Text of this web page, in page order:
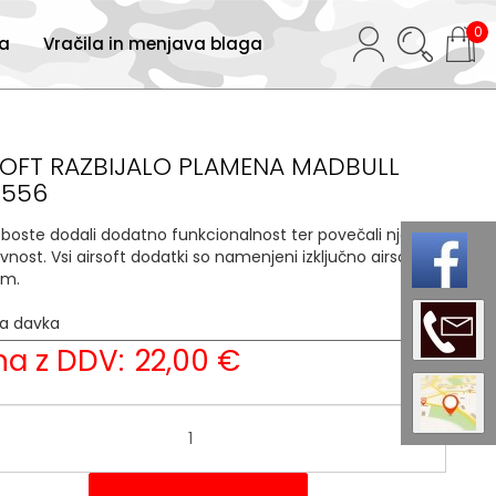
0
Vračila in menjava blaga
RAZBIJALO PLAMENA MADBULL
boste dodali dodatno funkcionalnost ter povečali njeno
Vsi airsoft dodatki so namenjeni izključno airsoft
davka
22 %
z DDV: 22,00 €